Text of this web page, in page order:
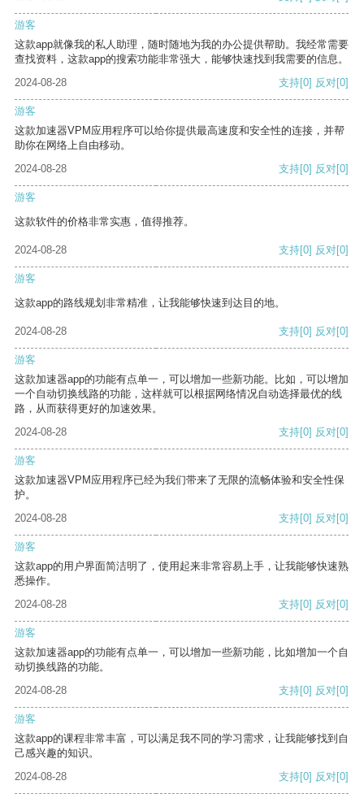
游客
这款app就像我的私人助理，随时随地为我的办公提供帮助。我经常需要
查找资料，这款app的搜索功能非常强大，能够快速找到我需要的信息。
2024-08-28
支持[0] 反对[0]
游客
这款加速器VPM应用程序可以给你提供最高速度和安全性的连接，并帮
助你在网络上自由移动。
2024-08-28
支持[0] 反对[0]
游客
这款软件的价格非常实惠，值得推荐。
2024-08-28 支持[0] 反对[0]
游客
这款app的路线规划非常精准，让我能够快速到达目的地。
2024-08-28 支持[0] 反对[0]
游客
这款加速器app的功能有点单一，可以增加一些新功能。比如，可以增加
一个自动切换线路的功能，这样就可以根据网络情况自动选择最优的线
路，从而获得更好的加速效果。
2024-08-28
支持[0] 反对[0]
游客
这款加速器VPM应用程序已经为我们带来了无限的流畅体验和安全性保
护。
2024-08-28
支持[0] 反对[0]
游客
这款app的用户界面简洁明了，使用起来非常容易上手，让我能够快速熟
悉操作。
2024-08-28
支持[0] 反对[0]
游客
这款加速器app的功能有点单一，可以增加一些新功能，比如增加一个自
动切换线路的功能。
2024-08-28
支持[0] 反对[0]
游客
这款app的课程非常丰富，可以满足我不同的学习需求，让我能够找到自
己感兴趣的知识。
2024-08-28
支持[0] 反对[0]